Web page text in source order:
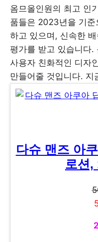
옴므올인원의 최고 인
품들은 2023년을 기
하고 있으며, 신속한
평가를 받고 있습니다.
사용자 친화적인 디자
만들어줄 것입니다. 지
다슈 맨즈 아
로션,